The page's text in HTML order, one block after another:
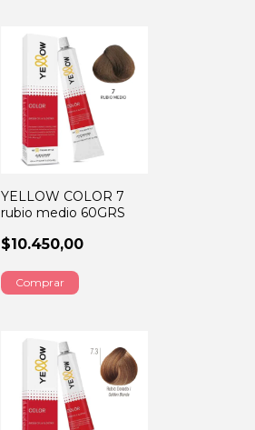
YELLOW COLOR 7
rubio medio 60GRS
$10.450,00